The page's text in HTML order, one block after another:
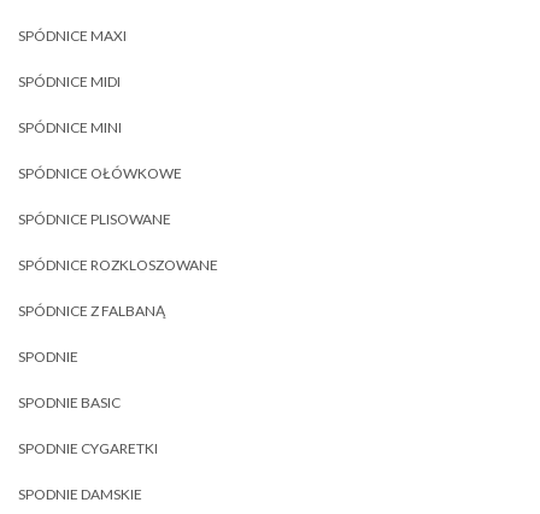
SPÓDNICE MAXI
SPÓDNICE MIDI
SPÓDNICE MINI
SPÓDNICE OŁÓWKOWE
SPÓDNICE PLISOWANE
SPÓDNICE ROZKLOSZOWANE
SPÓDNICE Z FALBANĄ
SPODNIE
SPODNIE BASIC
SPODNIE CYGARETKI
SPODNIE DAMSKIE